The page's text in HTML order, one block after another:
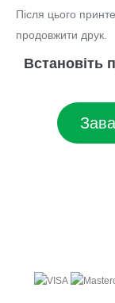
Після цього
продовжити друк.
Встановіть